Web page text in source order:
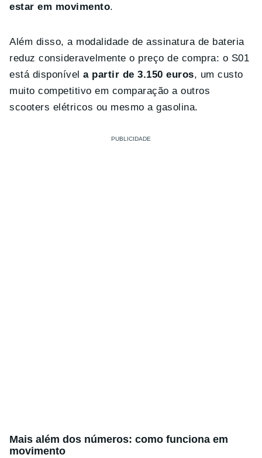
estar em movimento.
Além disso, a modalidade de assinatura de bateria
reduz consideravelmente o preço de compra: o S01
está disponívela partir de 3.150 euros, um custo
muito competitivo em comparação a outros
scooters elétricos ou mesmo a gasolina.
Mais além dos números: como funciona em
movimento